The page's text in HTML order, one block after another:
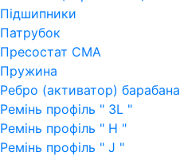
Підшипники
Патрубок
Пресостат СМА
Пружина
Ребро (активатор) барабана
Ремінь профіль " 3L "
Ремінь профіль " H "
Ремінь профіль " J "